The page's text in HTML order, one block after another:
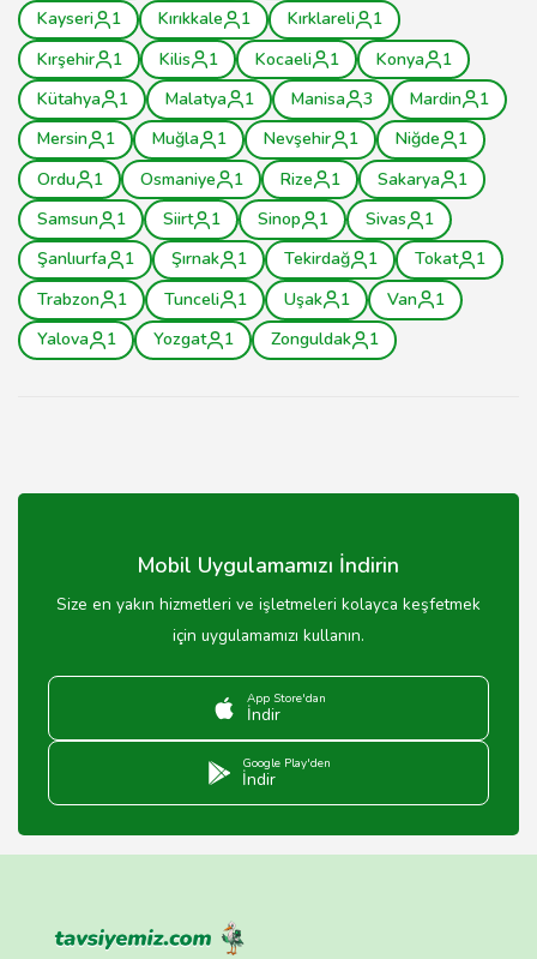
Kayseri
1 Kırıkkale 1 Kırklareli
1
Kırşehir
1 Kilis 1 Kocaeli 1 Konya
1
Kütahya
1 Malatya 1 Manisa 3 Mardin
1
Mersin
1 Muğla 1 Nevşehir 1 Niğde
1
Ordu
1 Osmaniye 1 Rize 1 Sakarya
1
Samsun
1 Siirt 1 Sinop 1 Sivas
1
Şanlıurfa
1 Şırnak 1 Tekirdağ 1 Tokat
1
Trabzon
1 Tunceli 1 Uşak 1 Van
1
Yalova
1 Yozgat 1 Zonguldak 1
Mobil Uygulamamızı İndirin
Size en yakın hizmetleri ve işletmeleri kolayca keşfetmek
için uygulamamızı kullanın.
App Store'dan
İndir
Google Play'den
İndir